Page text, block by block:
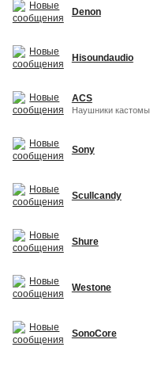
Denon
Hisoundaudio
ACS
Наушники кастомы
Sony
Scullcandy
Shure
Westone
SonoCore